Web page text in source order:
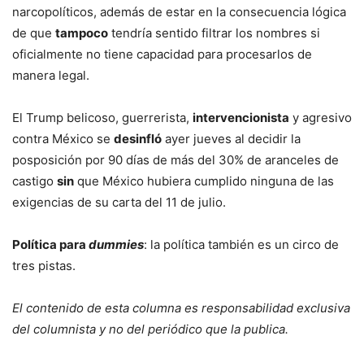
narcopolíticos, además de estar en la consecuencia lógica
de que tampoco tendría sentido filtrar los nombres si
oficialmente no tiene capacidad para procesarlos de
manera legal.
El Trump belicoso, guerrerista, intervencionista y agresivo
contra México se desinfló ayer jueves al decidir la
posposición por 90 días de más del 30% de aranceles de
castigo sin que México hubiera cumplido ninguna de las
exigencias de su carta del 11 de julio.
Política para dummies: la política también es un circo de
tres pistas.
El contenido de esta columna es responsabilidad exclusiva
del columnista y no del periódico que la publica.